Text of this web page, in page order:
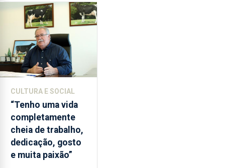
CULTURA E SOCIAL
“Tenho uma vida
completamente
cheia de trabalho,
dedicação, gosto
e muita paixão”